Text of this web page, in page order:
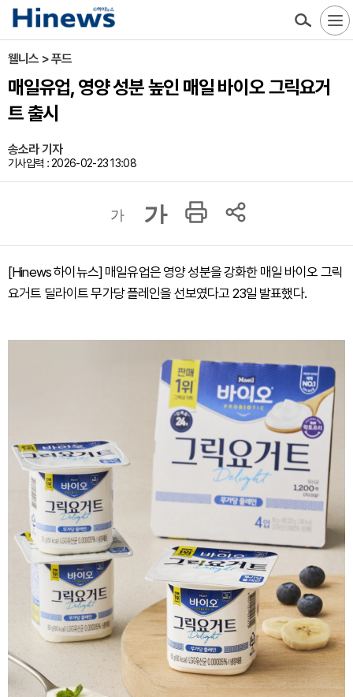
웰니스 > 푸드
매일유업, 영양 성분 높인 매일 바이오 그릭요거
트 출시
송소라 기자
기사입력 : 2026-02-23 13:08
가 가
[Hinews 하이뉴스] 매일유업은 영양 성분을 강화한 매일 바이오 그릭
요거트 딜라이트 무가당 플레인을 선보였다고 23일 발표했다.